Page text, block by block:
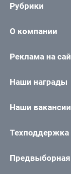
Рубрики
О компании
Реклама на
Наши награды
Наши вакансии
Техподдержка
Предвыборная